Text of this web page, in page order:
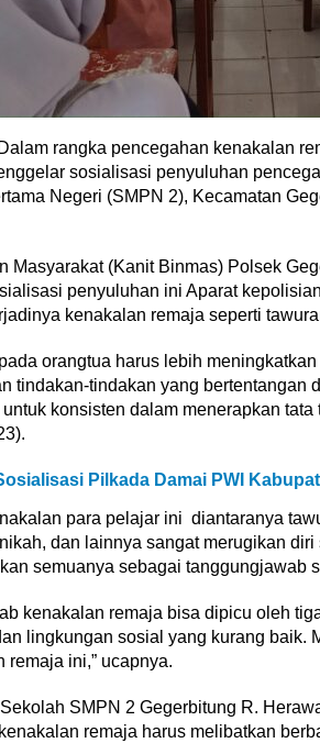
rangka pencegahan kenakalan
sosialisasi penyuluhan
Negeri (SMPN 2), Kecamatan
Masyarakat (Kanit Binmas) Polsek
penyuluhan ini Aparat
kenakalan remaja seperti
orangtua harus lebih
tindakan-tindakan yang bertentangan
konsisten dalam menerapkan
Pilkada Damai PWI
para pelajar ini diantaranya
dan lainnya sangat merugikan
semuanya sebagai tanggungjawab
kenakalan remaja bisa dipicu oleh
lingkungan sosial yang kurang baik.
remaja ini,” ucapnya.
SMPN 2 Gegerbitung R.
remaja harus melibatkan